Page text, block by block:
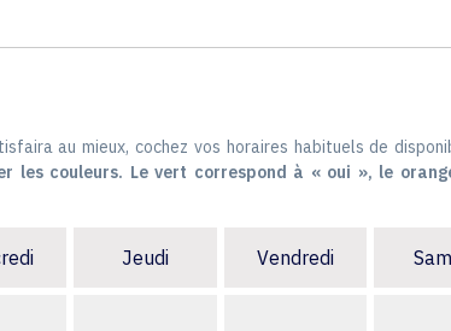
au mieux, cochez vos horaires habituels de
les couleurs. Le vert correspond à « oui », le
Jeudi Vendredi